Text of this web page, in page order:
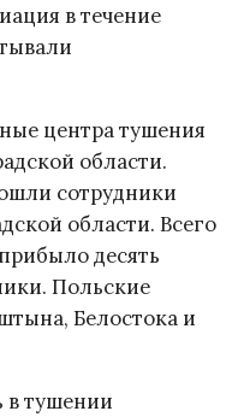
в течение
центра тушения
области.
сотрудники
области. Всего
десять
Польские
Белостока и
в тушении